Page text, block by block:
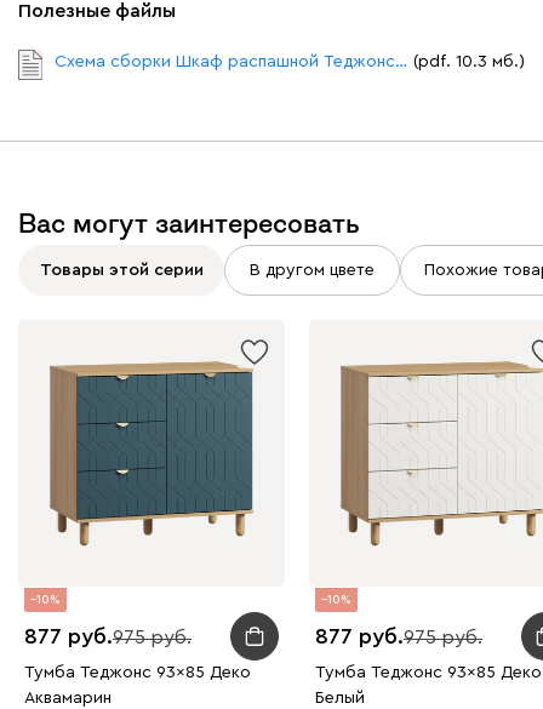
Полезные файлы
Схема сборки Шкаф распашной Теджонс 4 двери.pdf (pdf. 10.3 мб.)
Вас могут заинтересовать
Товары этой серии В другом цвете Похожие
10
877 975
Тумба Теджонс 93x85 Деко
Аквамарин
10
877 975
Тумба Теджонс 93x85
Белый